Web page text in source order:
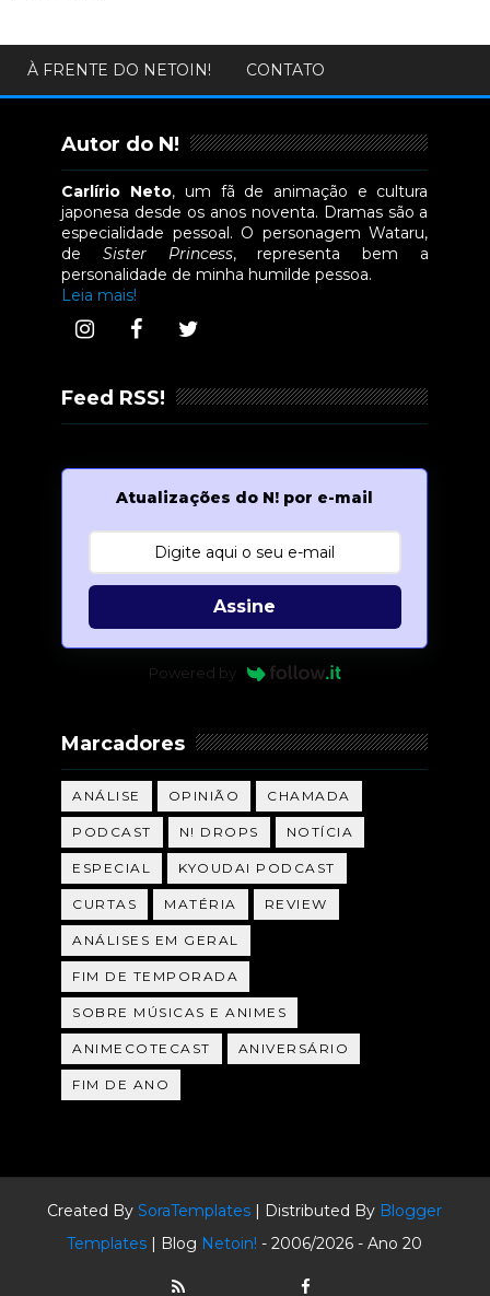
À FRENTE DO NETOIN! CONTATO
Autor do N!
Carlírio Neto, um fã de animação e cultura
japonesa desde os anos noventa. Dramas são a
especialidade pessoal. O personagem Wataru,
deSister Princess, representa bem a
personalidade de minha humilde pessoa.
Leia mais!
Feed RSS!
Atualizações do N! por e-mail
Assine
Powered by
Marcadores
ANÁLISE OPINIÃO CHAMADA
PODCAST N! DROPS NOTÍCIA
ESPECIAL KYOUDAI PODCAST
CURTAS MATÉRIA REVIEW
ANÁLISES EM GERAL
FIM DE TEMPORADA
SOBRE MÚSICAS E ANIMES
ANIMECOTECAST ANIVERSÁRIO
FIM DE ANO
Created BySoraTemplates | Distributed By Blogger
Templates | Blog Netoin! - 2006/2026 - Ano 20